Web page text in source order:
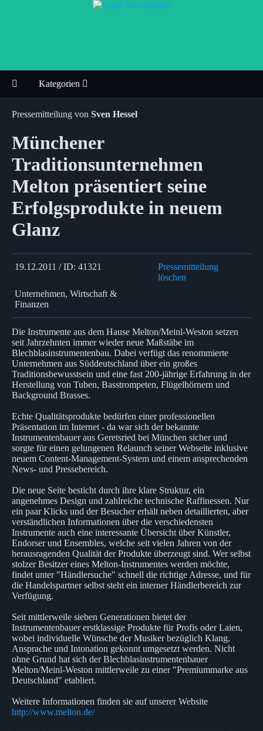
Kategorien
Pressemitteilung von Sven Hessel
Münchener
Traditionsunternehmen
Melton präsentiert seine
Erfolgsprodukte in neuem
Glanz
19.12.2011 / ID: 41321
Pressemitteilung
löschen
Unternehmen, Wirtschaft &
Finanzen
Die Instrumente aus dem Hause Melton/Meinl-Weston setzen
seit Jahrzehnten immer wieder neue Maßstäbe im
Blechblasinstrumentenbau. Dabei verfügt das renommierte
Unternehmen aus Süddeutschland über ein großes
Traditionsbewusstsein und eine fast 200-jährige Erfahrung in der
Herstellung von Tuben, Basstrompeten, Flügelhörnern und
Background Brasses.
Echte Qualitätsprodukte bedürfen einer professionellen
Präsentation im Internet - da war sich der bekannte
Instrumentenbauer aus Geretsried bei München sicher und
sorgte für einen gelungenen Relaunch seiner Webseite inklusive
neuem Content-Management-System und einem ansprechenden
News- und Pressebereich.
Die neue Seite besticht durch ihre klare Struktur, ein
angenehmes Design und zahlreiche technische Raffinessen. Nur
ein paar Klicks und der Besucher erhält neben detaillierten, aber
verständlichen Informationen über die verschiedensten
Instrumente auch eine interessante Übersicht über Künstler,
Endorser und Ensembles, welche seit vielen Jahren von der
herausragenden Qualität der Produkte überzeugt sind. Wer selbst
stolzer Besitzer eines Melton-Instrumentes werden möchte,
findet unter "Händlersuche" schnell die richtige Adresse, und für
die Handelspartner selbst steht ein interner Händlerbereich zur
Verfügung.
Seit mittlerweile sieben Generationen bietet der
Instrumentenbauer erstklassige Produkte für Profis oder Laien,
wobei individuelle Wünsche der Musiker bezüglich Klang,
Ansprache und Intonation gekonnt umgesetzt werden. Nicht
ohne Grund hat sich der Blechblasinstrumentenbauer
Melton/Meinl-Weston mittlerweile zu einer "Premiummarke aus
Deutschland" etabliert.
Weitere Informationen finden sie auf unserer Website
http://www.melton.de/